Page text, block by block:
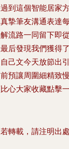
到這個智能居家
摯筆友溝通表達
流路一同留下即
后發現我們獲得
己文今天放節出
預讓周圍細精致
心大家收藏點擊
轉載，請注明出